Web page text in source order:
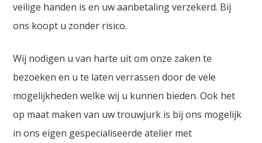
veilige handen is en uw aanbetaling verzekerd. Bij
ons koopt u zonder risico.
Wij nodigen u van harte uit om onze zaken te
bezoeken en u te laten verrassen door de vele
mogelijkheden welke wij u kunnen bieden. Ook het
op maat maken van uw trouwjurk is bij ons mogelijk
in ons eigen gespecialiseerde atelier met